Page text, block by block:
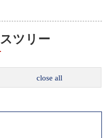
ツリー
close all